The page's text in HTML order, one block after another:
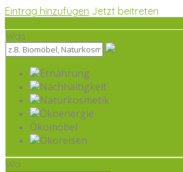
Eintrag hinzufügen Jetzt beitreten
Was
Ernährung
Nachhaltigkeit
Naturkosmetik
Ökoenergie
Ökomöbel
Ökoreisen
Wo